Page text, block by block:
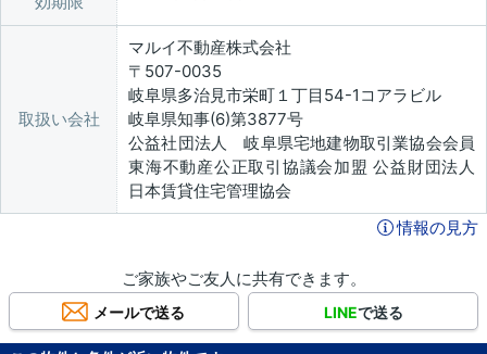
取扱い会社
マルイ不動産株式会社
〒507-0035
岐阜県多治見市栄町１丁目54-1コアラビル
岐阜県知事(6)第3877号
公益社団法人 岐阜県宅地建物取引業協会会員
東海不動産公正取引協議会加盟 公益財団法人
日本賃貸住宅管理協会
情報の見方
ご家族やご友人に共有できます。
メールで送る LINEで送る